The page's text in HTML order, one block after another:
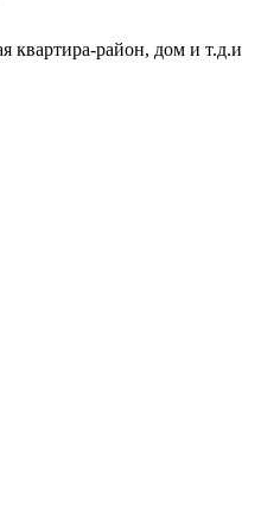
квартира-район, дом и т.д.и